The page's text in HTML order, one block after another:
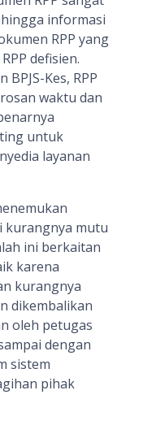
informasi
RPP yang
defisien.
Kes, RPP
waktu dan
untuk
layanan
kurangnya mutu
ini berkaitan
karena
kurangnya
dikembalikan
oleh petugas
dengan
sistem
pihak